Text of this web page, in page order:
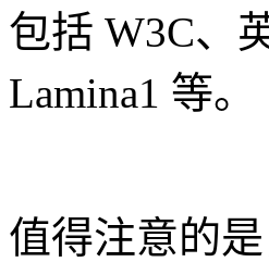
包括 W3C、
Lamina1 等。
值得注意的